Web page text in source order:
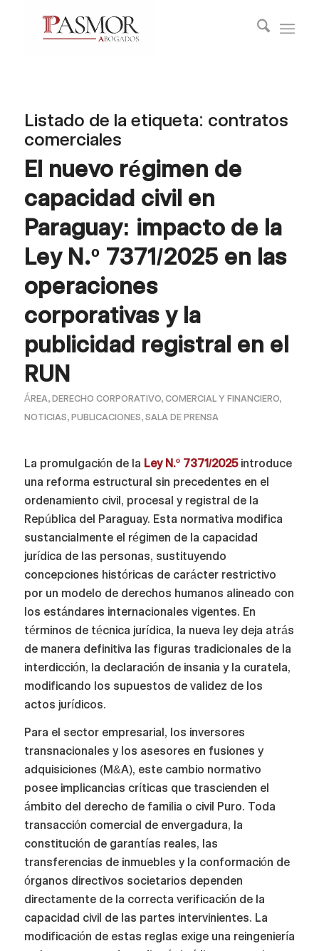
Listado de la etiqueta: contratos
comerciales
El nuevo régimen de
capacidad civil en
Paraguay: impacto de la
Ley N.º 7371/2025 en las
operaciones
corporativas y la
publicidad registral en el
RUN
ÁREA, DERECHO CORPORATIVO, COMERCIAL Y FINANCIERO,
NOTICIAS, PUBLICACIONES, SALA DE PRENSA
La promulgación de la Ley N.º 7371/2025introduce
una reforma estructural sin precedentes en el
ordenamiento civil, procesal y registral de la
República del Paraguay. Esta normativa modifica
sustancialmente el régimen de la capacidad
jurídica de las personas, sustituyendo
concepciones históricas de carácter restrictivo
por un modelo de derechos humanos alineado con
los estándares internacionales vigentes. En
términos de técnica jurídica, la nueva ley deja atrás
de manera definitiva las figuras tradicionales de la
interdicción, la declaración de insania y la curatela,
modificando los supuestos de validez de los
actos jurídicos.
Para el sector empresarial, los inversores
transnacionales y los asesores en fusiones y
adquisiciones (M&A), este cambio normativo
posee implicancias críticas que trascienden el
ámbito del derecho de familia o civil Puro. Toda
transacción comercial de envergadura, la
constitución de garantías reales, las
transferencias de inmuebles y la conformación de
órganos directivos societarios dependen
directamente de la correcta verificación de la
capacidad civil de las partes intervinientes. La
modificación de estas reglas exige una reingeniería